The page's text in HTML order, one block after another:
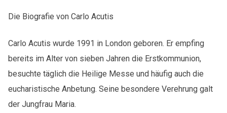
Die Biografie von Carlo Acutis
Carlo Acutis wurde 1991 in London geboren. Er empfing
bereits im Alter von sieben Jahren die Erstkommunion,
besuchte täglich die Heilige Messe und häufig auch die
eucharistische Anbetung. Seine besondere Verehrung galt
der Jungfrau Maria.